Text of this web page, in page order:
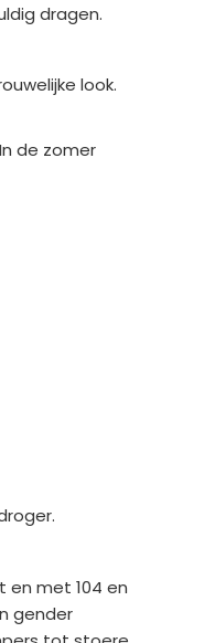
dragen.
look.
de zomer
en met 104 en
gender